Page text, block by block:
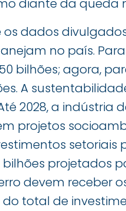
diante da queda
os dados
no país.
bilhões; agora,
A
2028, a indústria
projetos
setoriais
bilhões projetados
devem receber
do total de